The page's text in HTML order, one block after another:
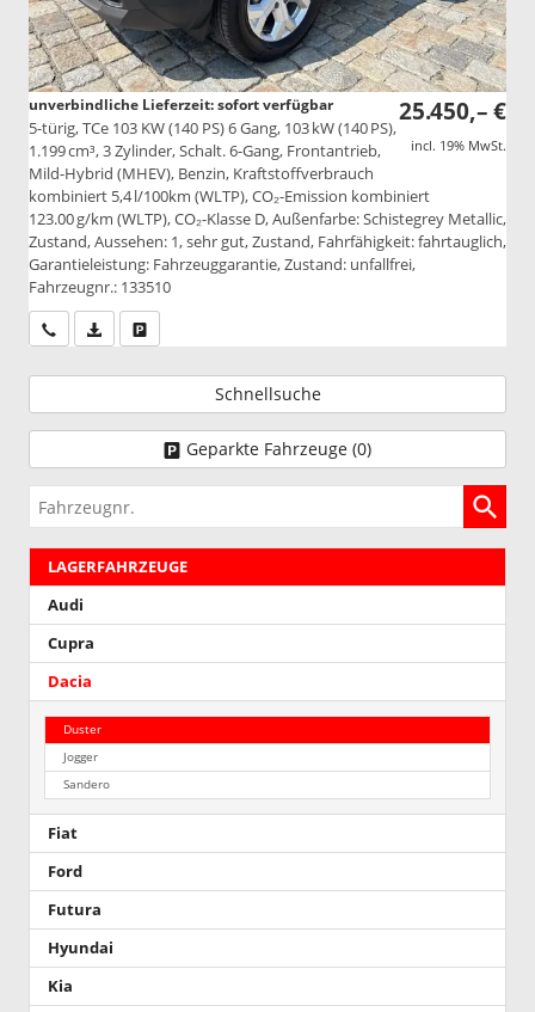
25.450,– €
incl. 19% MwSt.
unverbindliche Lieferzeit: sofort verfügbar
5-türig, TCe 103 KW (140 PS) 6 Gang, 103 kW (140 PS),
1.199 cm³, 3 Zylinder, Schalt. 6-Gang, Frontantrieb,
Mild-Hybrid (MHEV), Benzin, Kraftstoffverbrauch
kombiniert 5,4 l/100km (WLTP), CO₂-Emission kombiniert
123.00 g/km (WLTP), CO₂-Klasse D, Außenfarbe: Schistegrey Metallic,
Zustand, Aussehen: 1, sehr gut, Zustand, Fahrfähigkeit: fahrtauglich,
Garantieleistung: Fahrzeuggarantie, Zustand: unfallfrei,
Fahrzeugnr.: 133510
Wir rufen Sie anPDF-Datei, Fahrzeugexposé drucken
Schnellsuche
Geparkte Fahrzeuge (0)
Fahrzeugnr.
LAGERFAHRZEUGE
Audi
Cupra
Dacia
Duster
Jogger
Sandero
Fiat
Ford
Futura
Hyundai
Kia